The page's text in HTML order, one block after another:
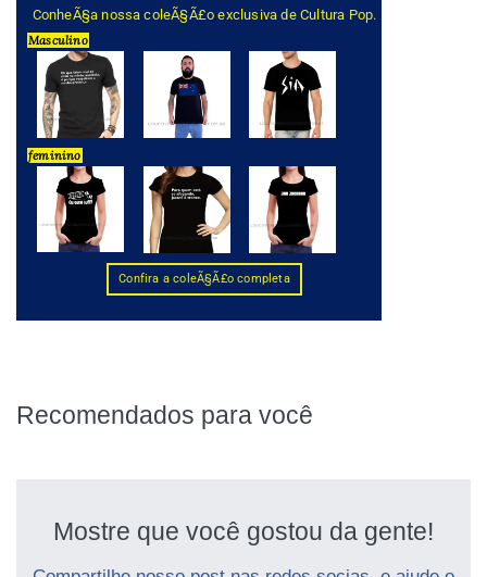
Recomendados para você
Mostre que você gostou da gente!